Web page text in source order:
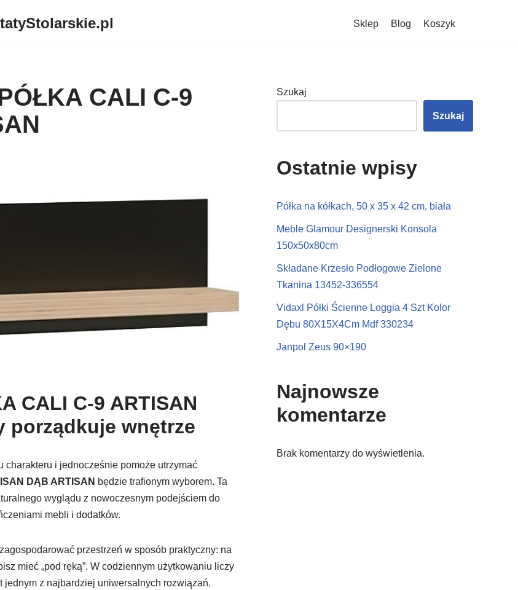
Sklep Blog Koszyk
CALI C-9
CALI C-9 ARTISAN
porządkuje wnętrze
i jednocześnie pomoże utrzymać
DĄB ARTISAN będzie trafionym wyborem. Ta
wyglądu z nowoczesnym podejściem do
mebli i dodatków.
przestrzeń w sposób praktyczny: na
mieć „pod ręką”. W codziennym użytkowaniu liczy
jednym z najbardziej uniwersalnych rozwiązań.
Szukaj
Szukaj
Ostatnie wpisy
Półka na kółkach, 50 x 35 x 42 cm, biała
Meble Glamour Designerski Konsola
150x50x80cm
Składane Krzesło Podłogowe Zielone
Tkanina 13452-336554
Vidaxl Półki Ścienne Loggia 4 Szt Kolor
Dębu 80X15X4Cm Mdf 330234
Janpol Zeus 90×190
Najnowsze
komentarze
Brak komentarzy do wyświetlenia.